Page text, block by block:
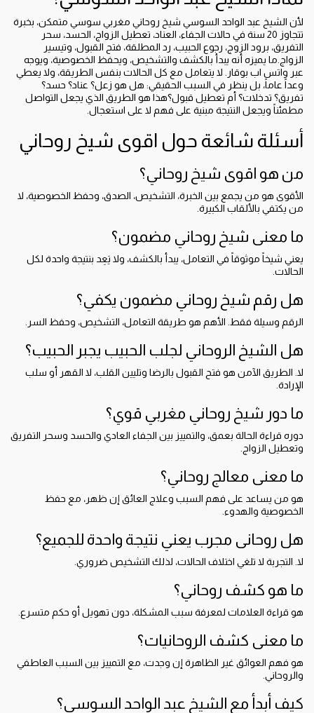
لأن الشيخ عبد الواحد السوسي شيخ روحاني مغربي سوسي متمكن، بخبرة
تتجاوز 20 سنة في حالات الجفاء، العناد، تعطيل الزواج، الحسد، سحر
التفريق، برود الزوج، رجوع الحبيب، رد المطلقة، فتح القبول، وتيسير
الزواج.ما يميزه أنه يبدأ بالكشف والتشخيص، ويحفظ الخصوصية، ويوجه
عبر واتس اب بوقار. لا يتعامل مع كل الحالات بنفس الطريقة، ولا يعطي
وعداً عاماً، بل ينظر في السبب الحقيقي: هل هو زعل؟ عناد؟ حسد؟
تفريق؟ تدخلات؟ أم تعطيل قبول؟هذا هو الطريق الذي يجعل التواصل
مطمئناً ويجعل النتيجة مبنية على فهم لا على استعجال.
أسئلة شائعة حول اقوى شيخ روحاني
من هو اقوى شيخ روحاني؟
الأقوى هو من يجمع بين الخبرة، التشخيص، الصدق، وحفظ الخصوصية، لا
من يكتفي بالألقاب الكبيرة.
ما معنى شيخ روحاني مضمون؟
يعني شيخاً موثوقاً في التعامل، يبدأ بالكشف، ولا يَعِد بنتيجة واحدة لكل
الحالات.
هل رقم شيخ روحاني مضمون يكفي؟
الرقم وسيلة فقط. الأهم هو طريقة التعامل، التشخيص، وحفظ السر.
هل الشيخ الروحاني لجلب الحبيب يجبر الحبيب؟
لا. الطريق الآمن هو فتح القبول بالرضا وتليين القلب، لا القهر أو سلب
الإرادة.
ما دور شيخ روحاني مغربي قوي؟
دوره قراءة الحالة بعمق، والتمييز بين الجفاء العادي والحسد وسحر التفريق
وتعطيل الزواج.
ما معنى معالج روحاني؟
هو من يساعد على فهم السبب وعلاج العائق إن ظهر، مع حفظ
الخصوصية والهدوء.
هل روحانى مجرب يعني نتيجة واحدة للجميع؟
لا. التجربة لا تلغي اختلاف الحالات، لذلك التشخيص ضروري.
ما هو كشف روحاني؟
هو قراءة العلامات لمعرفة سبب المشكلة، دون تهويل أو حكم متسرع.
ما معنى كشف الروحانيات؟
هو فهم العوائق غير الظاهرة إن وجدت، مع التمييز بين السبب العاطفي
والروحاني.
كيف أبدأ مع الشيخ عبد الواحد السوسي؟